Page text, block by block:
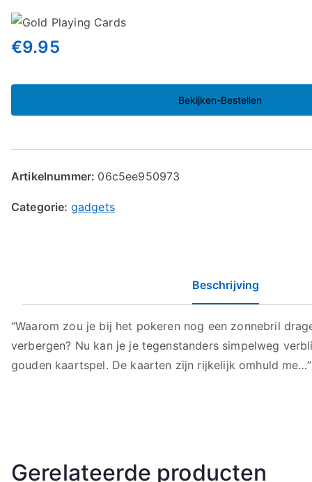
€9.95
Bekijken-Bestellen
Artikelnummer: 06c5ee950973
Categorie: gadgets
Beschrijving
“Waarom zou je bij het pokeren nog een zonnebril
verbergen? Nu kan je je tegenstanders simpelweg
gouden kaartspel. De kaarten zijn rijkelijk omhuld me…”
Gerelateerde producten